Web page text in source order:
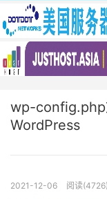
wp-
WordPress
2021-12-06 阅读(4726)